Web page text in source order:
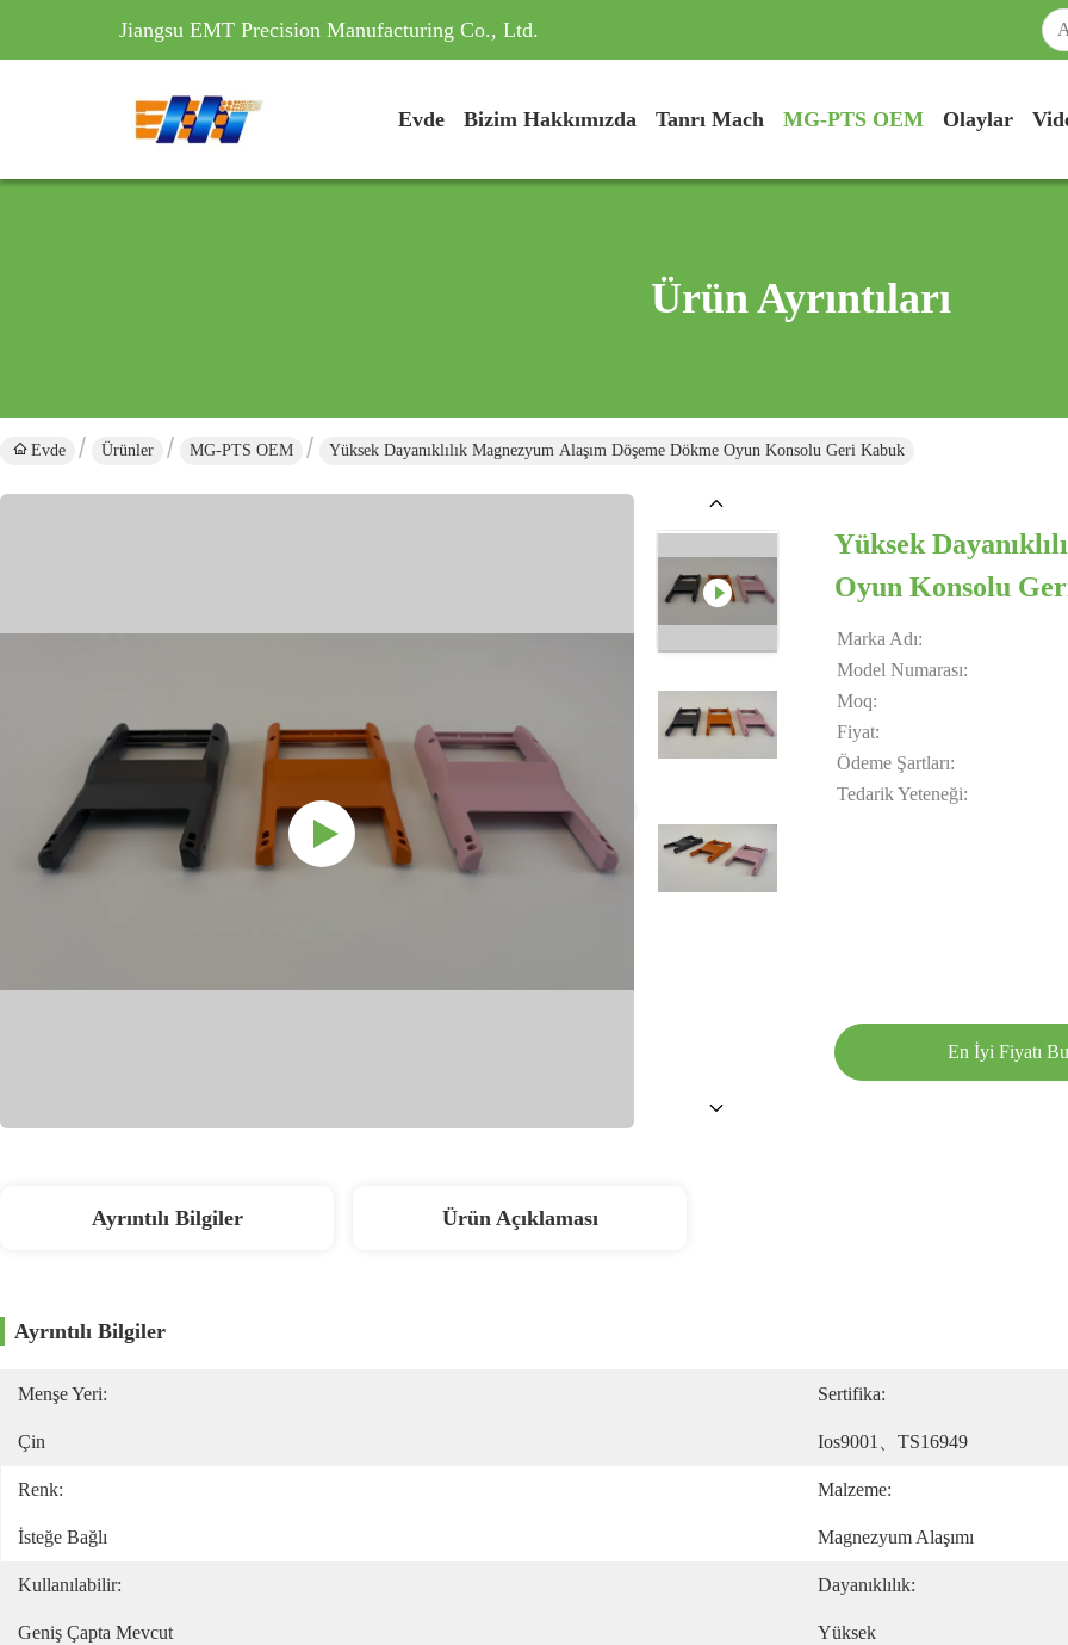
Jiangsu EMT Precision Manufacturing Co., Ltd.
Evde Bizim Hakkımızda Tanrı Mach MG-PTS OEM Olaylar
Ürün Ayrıntıları
Evde Ürünler MG-PTS OEM Yüksek Dayanıklılık Magnezyum Alaşım Döşeme Dökme Oyun Konsolu Geri Kabuk
Yüksek
Oyun Konsolu
Marka Adı:
Model Numarası:
Moq:
Fiyat:
Ödeme Şartları:
Tedarik Yeteneği:
En İyi Fiyatı
Ayrıntılı Bilgiler Ürün Açıklaması
Ayrıntılı Bilgiler
Menşe Yeri:
Çin
Sertifika:
Ios9001、TS16949
Renk:
İsteğe Bağlı
Malzeme:
Magnezyum Alaşımı
Kullanılabilir:
Geniş Çapta Mevcut
Dayanıklılık:
Yüksek